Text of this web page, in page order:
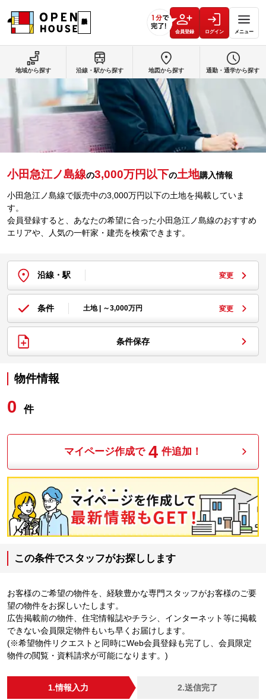
会員登録 ログイン メニュー
小田急江ノ島線の3,000万円以下の土地購入情報
小田急江ノ島線で販売中の3,000万円以下の土地を掲載していま
す。
会員登録すると、あなたの希望に合った小田急江ノ島線のおすすめ
エリアや、人気の一軒家・建売を検索できます。
沿線・駅 変更
条件 土地 | ～3,000万円 変更
条件保存
物件情報
0 件
マイページ作成で 4 件追加！
この条件でスタッフがお探しします
お客様のご希望の物件を、経験豊かな専門スタッフがお客様のご要
望の物件をお探しいたします。
広告掲載前の物件、住宅情報誌やチラシ、インターネット等に掲載
できない会員限定物件もいち早くお届けします。
(※希望物件リクエストと同時にWeb会員登録も完了し、会員限定
物件の閲覧・資料請求が可能になります。)
1.情報入力 2.送信完了
地域から探す 沿線・駅から探す 地図から探す 通勤・通学から探す